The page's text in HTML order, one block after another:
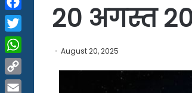
20 अगस्त
August 20, 2025
Facebook
Twitter
WhatsApp
Copy